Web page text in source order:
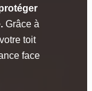
Grâce à
toit
face